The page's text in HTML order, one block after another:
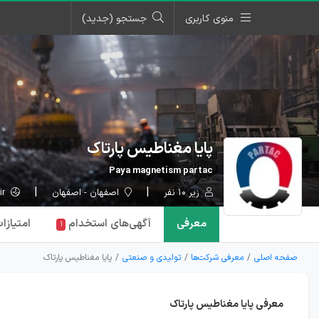
منوی کاربری جستجو (جدید)
پایا مغناطیس پارتاک
Paya magnetism partac
زیر ۱۰ نفر
اصفهان - اصفهان partacmagnet.ir
معرفی آگهی‌های استخدام ۱
صفحه اصلی معرفی شرکت‌ها تولیدی و صنعتی پایا مغناطیس پارتاک
معرفی پایا مغناطیس پارتاک